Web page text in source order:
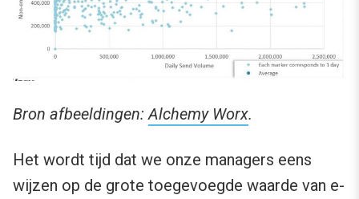
Bron afbeeldingen:Alchemy Worx.
Het wordt tijd dat we onze managers eens
wijzen op de grote toegevoegde waarde van e-